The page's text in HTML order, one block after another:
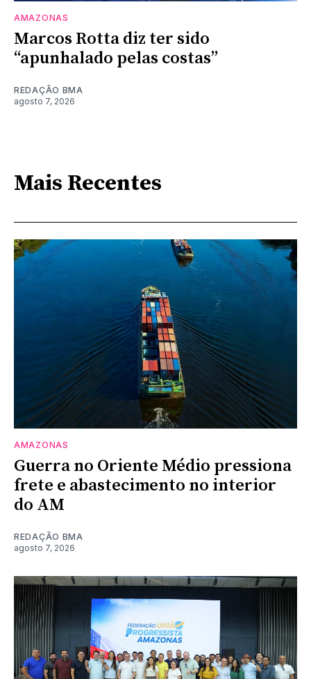
AMAZONAS
Marcos Rotta diz ter sido
“apunhalado pelas costas”
REDAÇÃO BMA
agosto 7, 2026
Mais Recentes
AMAZONAS
Guerra no Oriente Médio pressiona
frete e abastecimento no interior
do AM
REDAÇÃO BMA
agosto 7, 2026